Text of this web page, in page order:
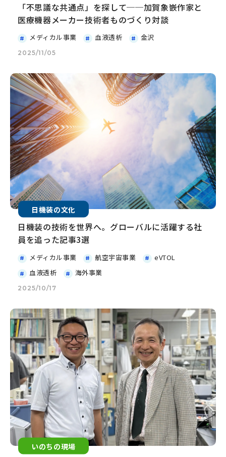
「不思議な共通点」を探して──加賀象嵌作家と
医療機器メーカー技術者ものづくり対談
メディカル事業 血液透析 金沢
2025/11/05
日機装の文化
日機装の技術を世界へ。グローバルに活躍する社
員を追った記事3選
メディカル事業 航空宇宙事業
eVTOL
血液透析
海外事業
2025/10/17
いのちの現場